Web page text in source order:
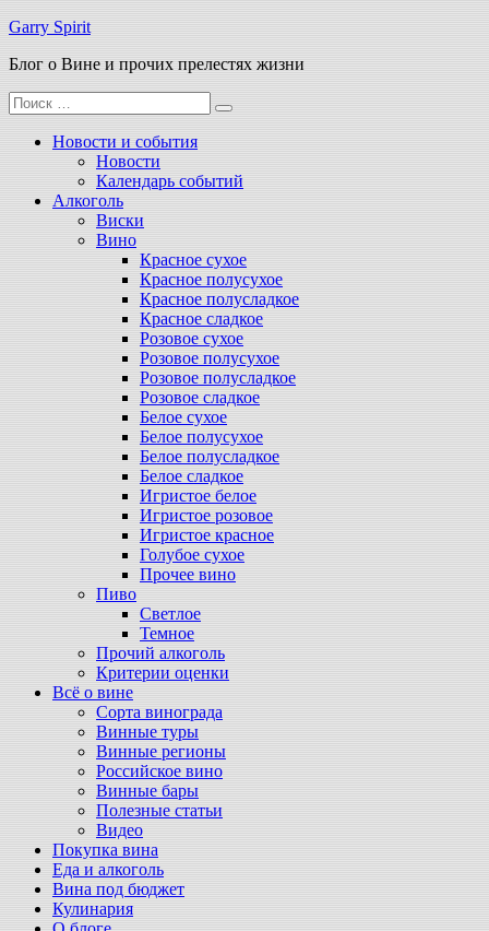
Перейти
содержимому
Garry Spirit
Блог о Вине и прочих прелестях жизни
Поиск
для:
Новости и события
Новости
Календарь событий
Алкоголь
Виски
Вино
Красное сухое
Красное полусухое
Красное полусладкое
Красное сладкое
Розовое сухое
Розовое полусухое
Розовое полусладкое
Розовое сладкое
Белое сухое
Белое полусухое
Белое полусладкое
Белое сладкое
Игристое белое
Игристое розовое
Игристое красное
Голубое сухое
Прочее вино
Пиво
Светлое
Темное
Прочий алкоголь
Критерии оценки
Всё о вине
Сорта винограда
Винные туры
Винные регионы
Российское вино
Винные бары
Полезные статьи
Видео
Покупка вина
Еда и алкоголь
Вина под бюджет
Кулинария